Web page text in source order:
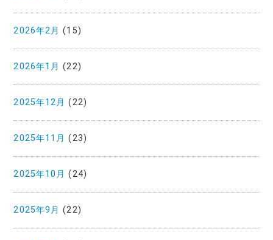
2026年2月 (15)
2026年1月 (22)
2025年12月 (22)
2025年11月 (23)
2025年10月 (24)
2025年9月 (22)